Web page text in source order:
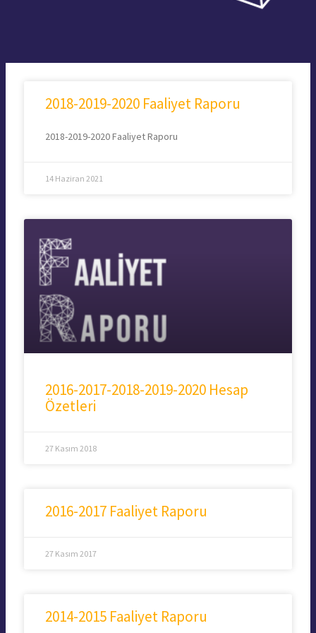
2018-2019-2020 Faaliyet Raporu
2018-2019-2020 Faaliyet Raporu
14 Haziran 2021
2016-2017-2018-2019-2020 Hesap
Özetleri
27 Kasım 2018
2016-2017 Faaliyet Raporu
27 Kasım 2017
2014-2015 Faaliyet Raporu